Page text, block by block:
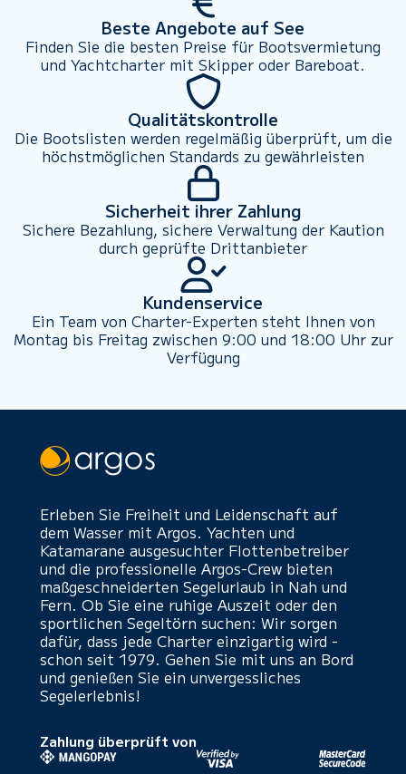
Beste Angebote auf See
Finden Sie die besten Preise für Bootsvermietung
und Yachtcharter mit Skipper oder Bareboat.
Qualitätskontrolle
Die Bootslisten werden regelmäßig überprüft, um die
höchstmöglichen Standards zu gewährleisten
Sicherheit ihrer Zahlung
Sichere Bezahlung, sichere Verwaltung der Kaution
durch geprüfte Drittanbieter
Kundenservice
Ein Team von Charter-Experten steht Ihnen von
Montag bis Freitag zwischen 9:00 und 18:00 Uhr zur
Verfügung
Erleben Sie Freiheit und Leidenschaft auf
dem Wasser mit Argos. Yachten und
Katamarane ausgesuchter Flottenbetreiber
und die professionelle Argos-Crew bieten
maßgeschneiderten Segelurlaub in Nah und
Fern. Ob Sie eine ruhige Auszeit oder den
sportlichen Segeltörn suchen: Wir sorgen
dafür, dass jede Charter einzigartig wird -
schon seit 1979. Gehen Sie mit uns an Bord
und genießen Sie ein unvergessliches
Segelerlebnis!
Zahlung überprüft von